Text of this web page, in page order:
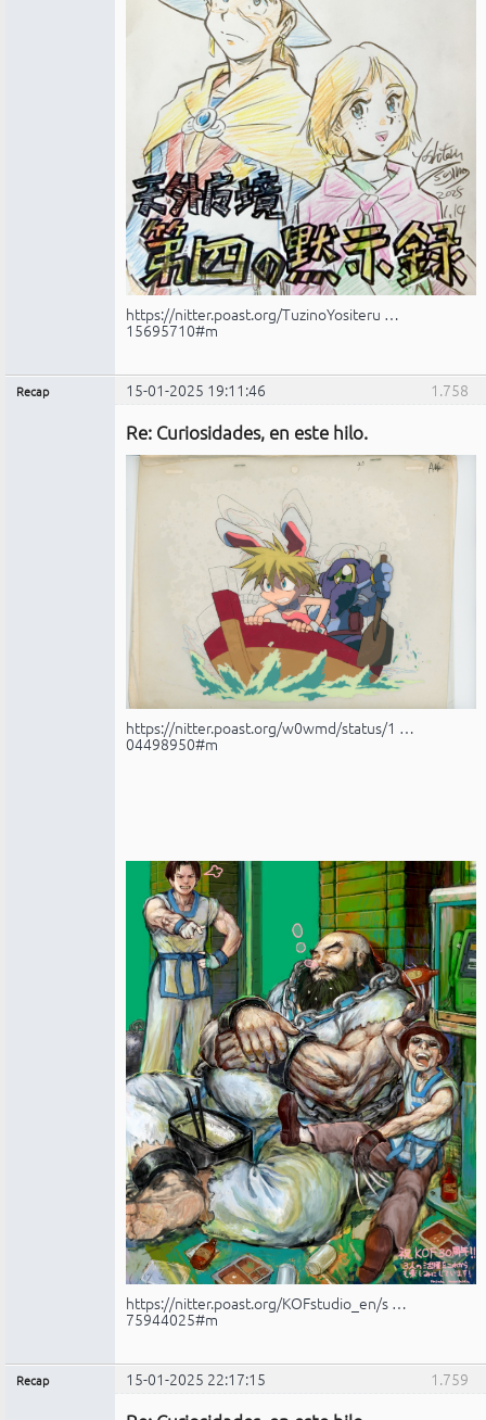
https://nitter.poast.org/TuzinoYositeru …
15695710#m
1.758
Recap 15-01-2025 19:11:46
Re: Curiosidades, en este hilo.
https://nitter.poast.org/w0wmd/status/1 …
04498950#m
https://nitter.poast.org/KOFstudio_en/s …
75944025#m
1.759
Recap 15-01-2025 22:17:15